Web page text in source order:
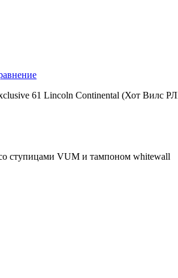
61 Lincoln Continental (Хот Вилс
ступицами VUM и тампоном whitewall